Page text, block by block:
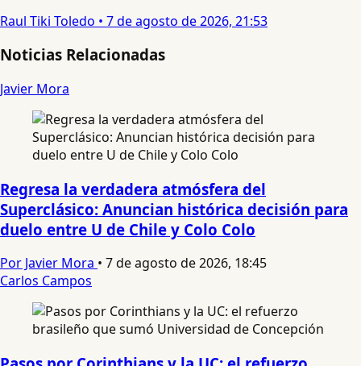
Raul Tiki Toledo • 7 de agosto de 2026, 21:53
Noticias Relacionadas
Javier Mora
Regresa la verdadera atmósfera del
Superclásico: Anuncian histórica decisión para
duelo entre U de Chile y Colo Colo
Por Javier Mora • 7 de agosto de 2026, 18:45
Carlos Campos